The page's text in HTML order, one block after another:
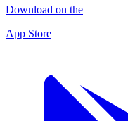
Download on the
App Store